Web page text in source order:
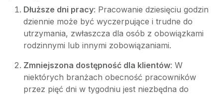
Dłuższe dni pracy: Pracowanie dziesięciu godzin
dziennie może być wyczerpujące i trudne do
utrzymania, zwłaszcza dla osób z obowiązkami
rodzinnymi lub innymi zobowiązaniami.
Zmniejszona dostępność dla klientów: W
niektórych branżach obecność pracowników
przez pięć dni w tygodniu jest niezbędna do